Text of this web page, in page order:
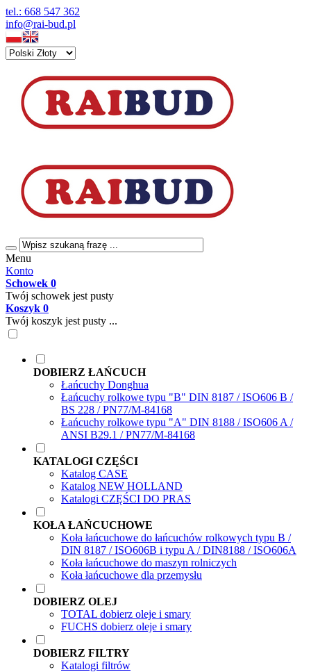
tel.: 668 547 362
info@rai-bud.pl
Menu
Konto
Schowek 0
Twój schowek jest pusty
Koszyk 0
Twój koszyk jest pusty ...
DOBIERZ ŁAŃCUCH
Łańcuchy Donghua
Łańcuchy rolkowe typu "B" DIN 8187 / ISO606 B /
BS 228 / PN77/M-84168
Łańcuchy rolkowe typu "A" DIN 8188 / ISO606 A /
ANSI B29.1 / PN77/M-84168
KATALOGI CZĘŚCI
Katalog CASE
Katalog NEW HOLLAND
Katalogi CZĘŚCI DO PRAS
KOŁA ŁAŃCUCHOWE
Koła łańcuchowe do łańcuchów rolkowych typu B /
DIN 8187 / ISO606B i typu A / DIN8188 / ISO606A
Koła łańcuchowe do maszyn rolniczych
Koła łańcuchowe dla przemysłu
DOBIERZ OLEJ
TOTAL dobierz oleje i smary
FUCHS dobierz oleje i smary
DOBIERZ FILTRY
Katalogi filtrów